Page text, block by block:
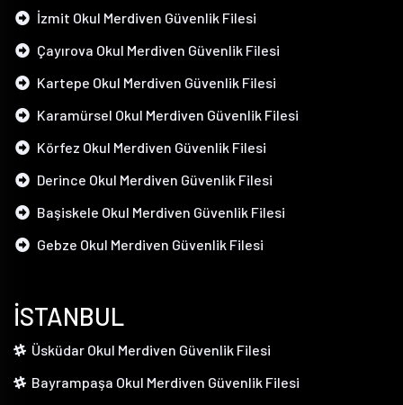
İzmit Okul Merdiven Güvenlik Filesi
Çayırova Okul Merdiven Güvenlik Filesi
Kartepe Okul Merdiven Güvenlik Filesi
Karamürsel Okul Merdiven Güvenlik Filesi
Körfez Okul Merdiven Güvenlik Filesi
Derince Okul Merdiven Güvenlik Filesi
Başiskele Okul Merdiven Güvenlik Filesi
Gebze Okul Merdiven Güvenlik Filesi
İSTANBUL
Üsküdar Okul Merdiven Güvenlik Filesi
Bayrampaşa Okul Merdiven Güvenlik Filesi